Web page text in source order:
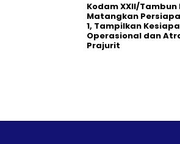
Kodam XXII/Tambun
Matangkan
1, Tampilkan
Operasional dan
Prajurit